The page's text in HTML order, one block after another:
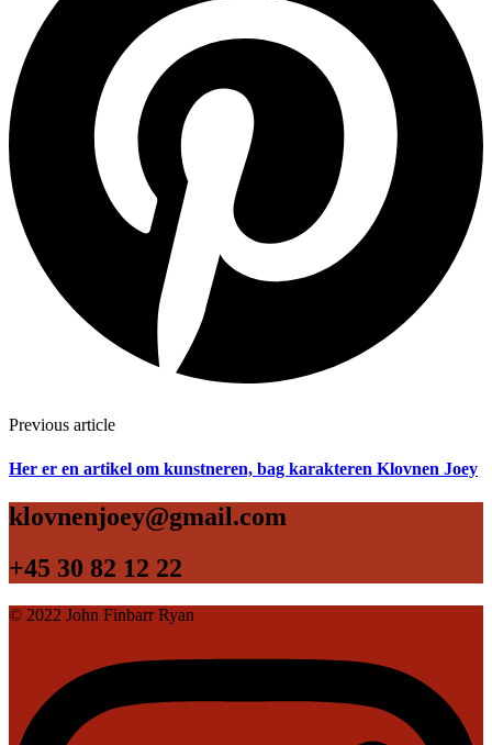
navigation
Previous article
Her er en artikel om kunstneren, bag karakteren Klovnen Joey
klovnenjoey@gmail.com
+45 30 82 12 22
© 2022 John Finbarr Ryan